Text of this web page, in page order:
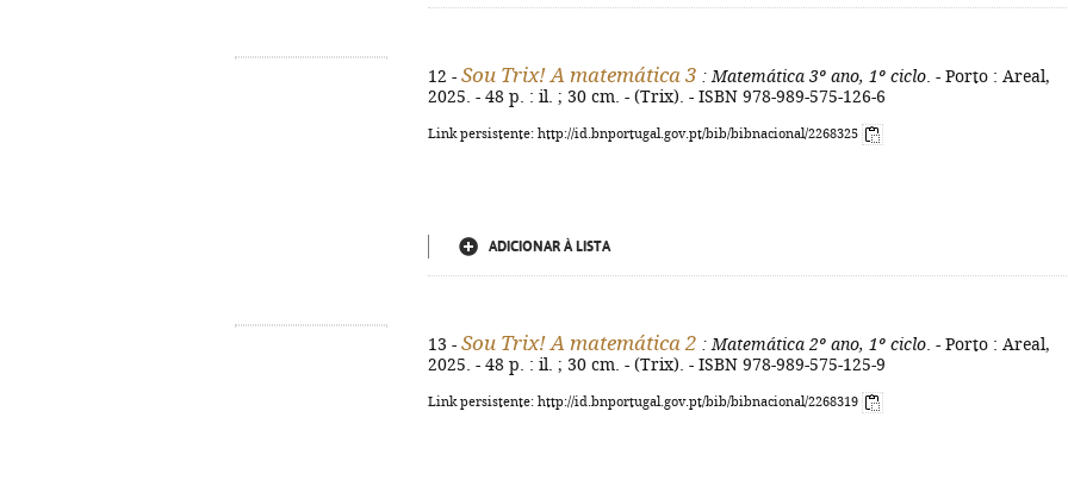
12 - Sou Trix! A matemática 3 : Matemática 3º ano, 1º ciclo . - Porto : Areal,
2025. - 48 p. : il. ; 30 cm. - (Trix). - ISBN 978-989-575-126-6
Link persistente: http://id.bnportugal.gov.pt/bib/bibnacional/2268325
ADICIONAR À LISTA
13 - Sou Trix! A matemática 2 : Matemática 2º ano, 1º ciclo . - Porto : Areal,
2025. - 48 p. : il. ; 30 cm. - (Trix). - ISBN 978-989-575-125-9
Link persistente: http://id.bnportugal.gov.pt/bib/bibnacional/2268319